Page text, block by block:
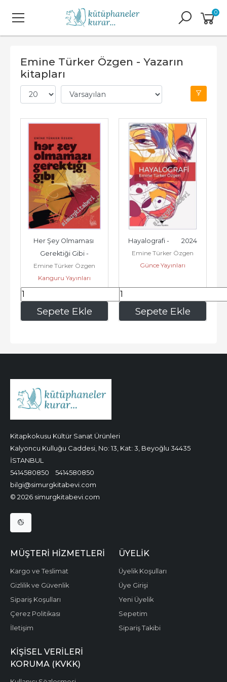
0
Emine Türker Özgen - Yazarın
kitapları
Sepete Ekle
Her Şey Olmaması
Gerektiği Gibi -
Emine Türker Özgen
Kanguru Yayınları
161,00 Sepete Ekle
Hayalografi -        2024
Emine Türker Özgen
Günce Yayınları
210,00
Kitapkokusu Kültür Sanat Ürünleri
Kalyoncu Kulluğu Caddesi, No: 13, Kat: 3, Beyoğlu 34435
İSTANBUL
5414580850
5414580850
bilgi@simurgkitabevi.com
© 2026 simurgkitabevi.com
MÜŞTERI HIZMETLERI
Kargo ve Teslimat
Gizlilik ve Güvenlik
Sipariş Koşulları
Çerez Politikası
İletişim
ÜYELIK
Üyelik Koşulları
Üye Girişi
Yeni Üyelik
Sepetim
Sipariş Takibi
KIŞISEL VERILERI
KORUMA (KVKK)